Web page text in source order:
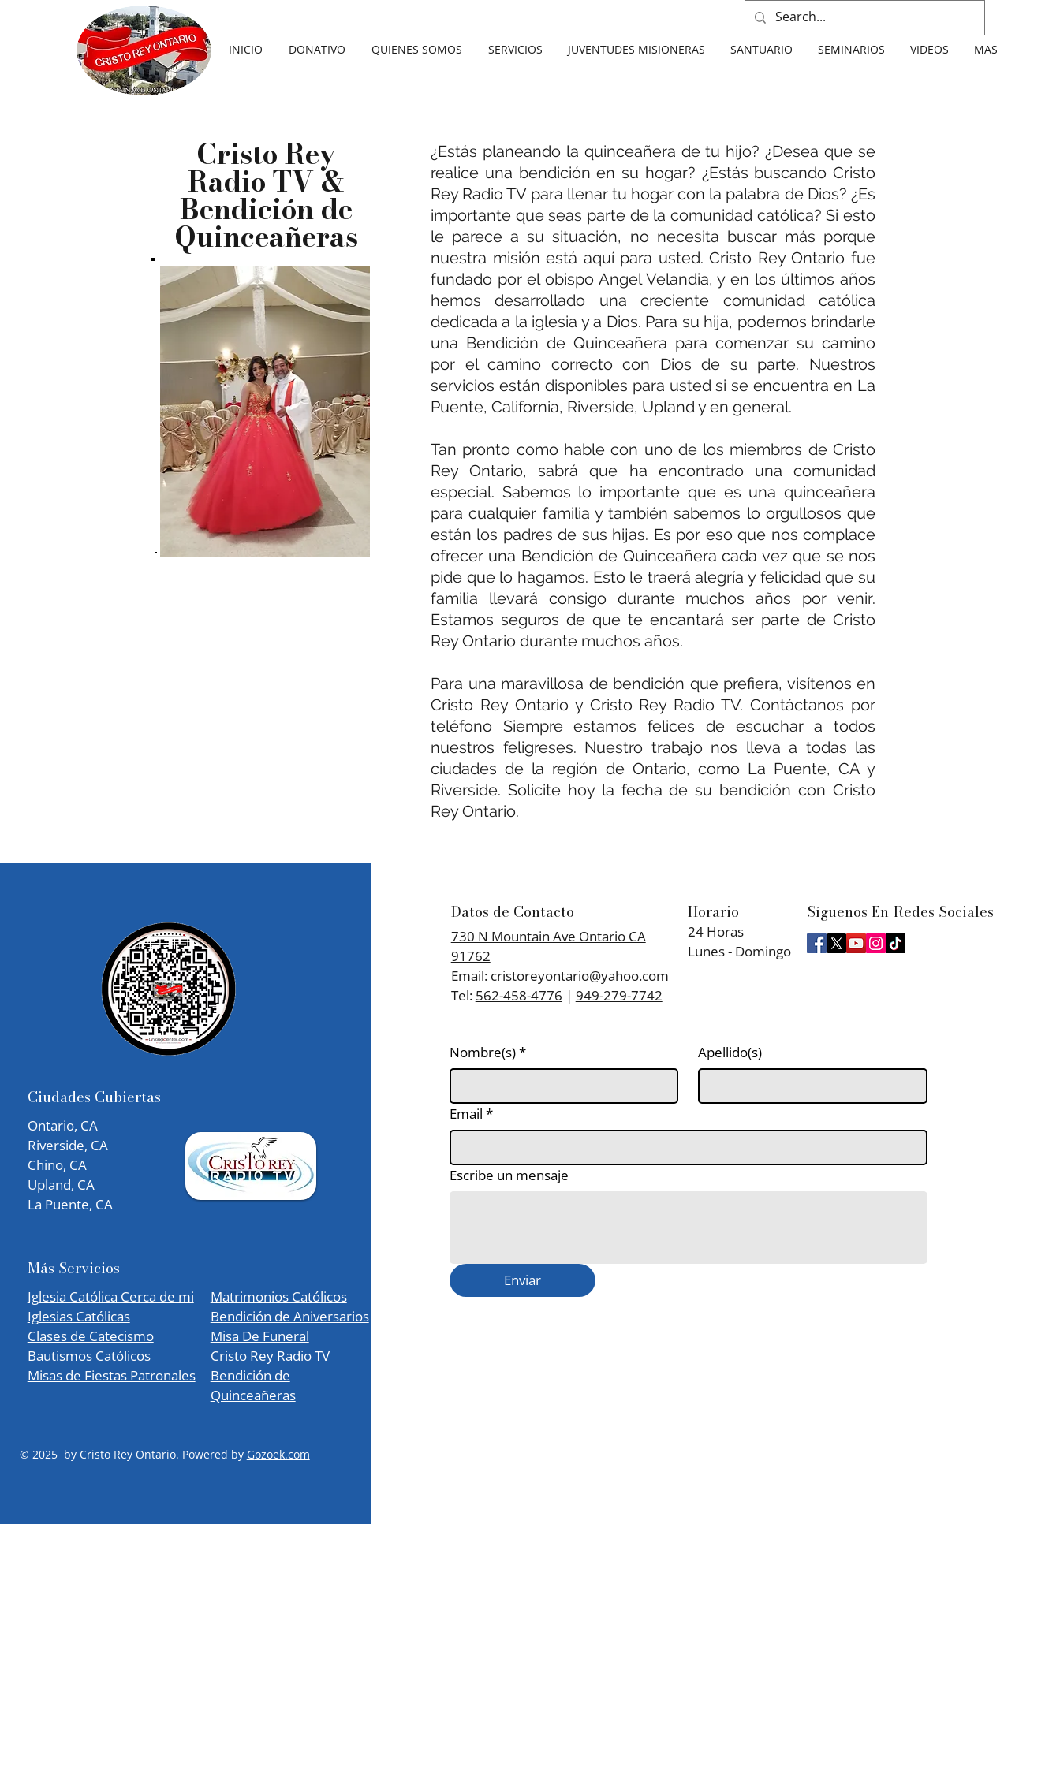
INICIO DONATIVO QUIENES SOMOS SERVICIOS JUVENTUDES MISIONERAS SANTUARIO SEMINARIOS VIDEOS MAS
Cristo Rey
Radio TV &
Bendición de
Quinceañeras
¿Estás planeando la quinceañera de tu hijo? ¿Desea que se
realice una bendición en su hogar? ¿Estás buscando Cristo
Rey Radio TV para llenar tu hogar con la palabra de Dios? ¿Es
importante que seas parte de la comunidad católica? Si esto
le parece a su situación, no necesita buscar más porque
nuestra misión está aquí para usted. Cristo Rey Ontario fue
fundado por el obispo Angel Velandia, y en los últimos años
hemos desarrollado una creciente comunidad católica
dedicada a la iglesia y a Dios. Para su hija, podemos brindarle
una Bendición de Quinceañera para comenzar su camino
por el camino correcto con Dios de su parte. Nuestros
servicios están disponibles para usted si se encuentra en La
Puente, California, Riverside, Upland y en general.
Tan pronto como hable con uno de los miembros de Cristo
Rey Ontario, sabrá que ha encontrado una comunidad
especial. Sabemos lo importante que es una quinceañera
para cualquier familia y también sabemos lo orgullosos que
están los padres de sus hijas. Es por eso que nos complace
ofrecer una Bendición de Quinceañera cada vez que se nos
pide que lo hagamos. Esto le traerá alegría y felicidad que su
familia llevará consigo durante muchos años por venir.
Estamos seguros de que te encantará ser parte de Cristo
Rey Ontario durante muchos años.
Para una maravillosa de bendición que prefiera, visítenos en
Cristo Rey Ontario y Cristo Rey Radio TV. Contáctanos por
teléfono Siempre estamos felices de escuchar a todos
nuestros feligreses. Nuestro trabajo nos lleva a todas las
ciudades de la región de Ontario, como La Puente, CA y
Riverside. Solicite hoy la fecha de su bendición con Cristo
Rey Ontario.
Ciudades Cubiertas
Ontario, CA
Riverside, CA
Chino, CA
Upland, CA
La Puente, CA
Más Servicios
Iglesia Católica Cerca de mi
Iglesias Católicas
Clases de Catecismo
Bautismos Católicos
Misas de Fiestas Patronales
Matrimonios Católicos
Bendición de Aniversarios
Misa De Funeral
Cristo Rey Radio TV
Bendición de
Quinceañeras
© 2025 by Cristo Rey Ontario. Powered by Gozoek.com
Datos de Contacto
730 N Mountain Ave Ontario CA
91762
​Email: cristoreyontario@yahoo.com
Tel: 562-458-4776 | 949-279-7742
Horario
24 Horas
Lunes - Domingo
Síguenos En Redes Sociales
Nombre(s)* Apellido(s)
Email *
Escribe un mensaje
Enviar